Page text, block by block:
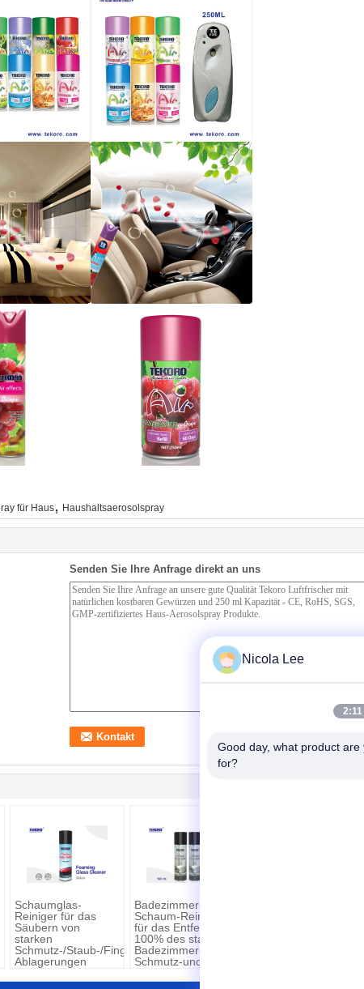
für Haus, Haushaltsaerosolspray
Senden Sie Ihre Anfrage direkt an uns
Schaumglas-
Reiniger für das
Säubern von
starken
Schmutz-/Staub-/Fingerabdruck-/Dunst-
Ablagerungen
Badezimmer-
Schaum-Reiniger
für das Entfernen
100% des starken
Badezimmer-
Schmutz-und
Nicola Lee
2:11
Good day, what product are
for?